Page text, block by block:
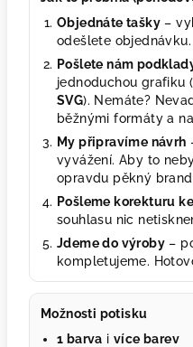
Objednáte tašky –
odešlete objednávku.
Pošlete nám
jednoduchou grafiku
SVG). Nemáte?
běžnými formáty a
My připravíme návrh
vyvážení. Aby to
opravdu pěkný
Pošleme korekturu
souhlasu nic
Jdeme do výroby –
kompletujeme.
Možnosti potisku
1 barva ivíce barev